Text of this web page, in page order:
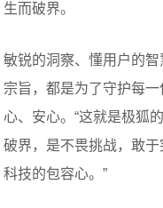
生而破界。
敏锐的洞察、懂用户的
宗旨，都是为了守护每
心、安心。“这就是极狐
破界，是不畏挑战，敢
科技的包容心。”